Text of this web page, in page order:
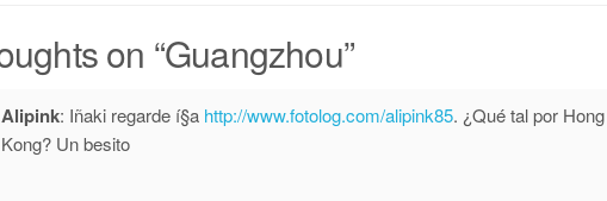
on “Guangzhou”
Alipink: Iñaki regarde í§a http://www.fotolog.com/alipink85. ¿Qué tal por Hong
Kong? Un besito